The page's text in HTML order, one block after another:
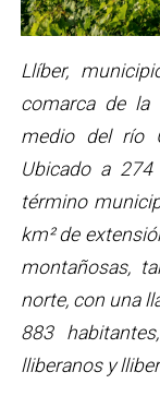
Llíber,
comarca de
medio del río
Ubicado a
término
km² de
montañosas,
norte, con una
883
lliberanos y